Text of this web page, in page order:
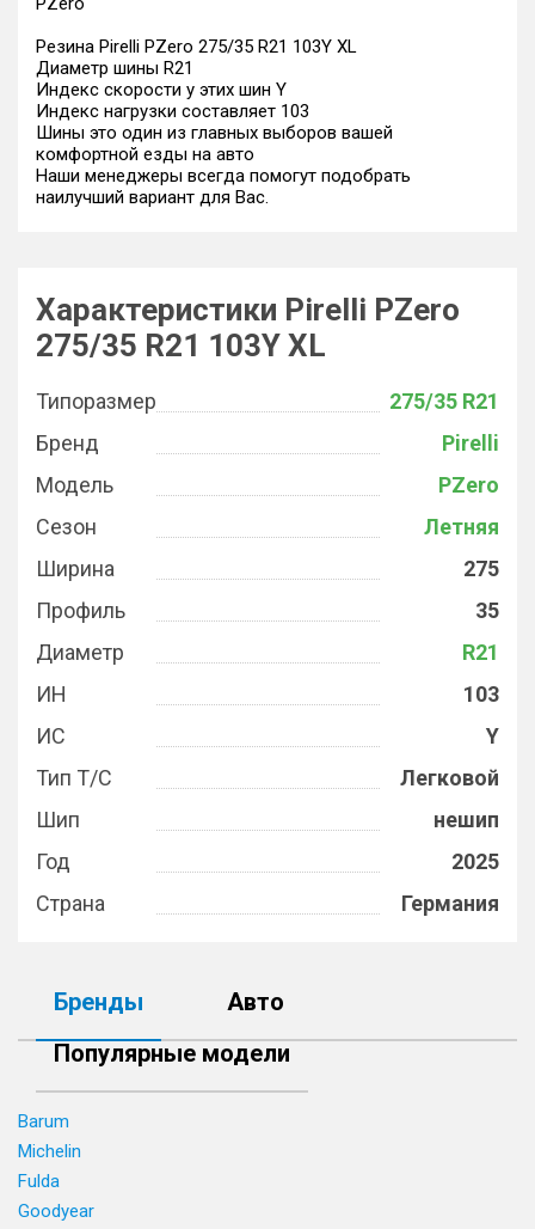
Резина Pirelli PZero 275/35 R21 103Y XL
Диаметр шины R21
Индекс скорости у этих шин Y
Индекс нагрузки составляет 103
Шины это один из главных выборов вашей
комфортной езды на авто
Наши менеджеры всегда помогут подобрать
наилучший вариант для Вас.
Характеристики Pirelli PZero
275/35 R21 103Y XL
Типоразмер
275/35 R21
Бренд
Pirelli
Модель
PZero
Сезон
Летняя
Ширина
275
Профиль
35
Диаметр
R21
ИН
103
ИС
Y
Тип Т/С
Легковой
Шип
нешип
Год
2025
Страна
Германия
Бренды
Авто
Популярные модели
Barum
Michelin
Fulda
Goodyear